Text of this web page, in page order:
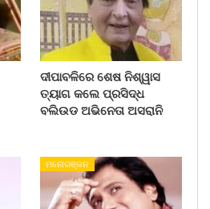
ଦୀପାବଳିରେ ଶେଷ ନିଶ୍ୱାସ
ତ୍ୟାଗ କଲେ ପ୍ରସିଦ୍ଧ
ବଲିଉଡ ଅଭିନେତା ଅସରାନି
ମନୋରଞ୍ଜନ